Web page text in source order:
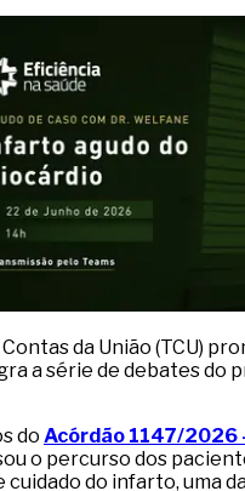
da União (TCU)
a série de debates do
do Acórdão 1147/2026
o percurso dos
do infarto, uma